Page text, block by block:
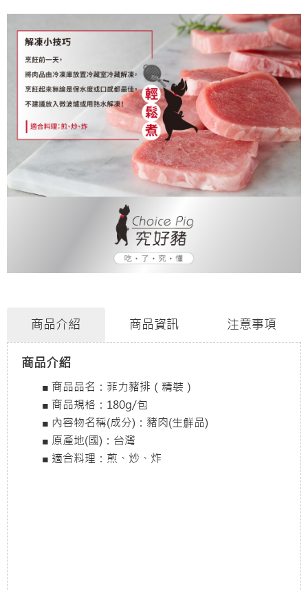
商品介紹 商品資訊 注意事項
商品介紹
■ 商品品名：菲力豬排（精裝）
■ 商品規格：180g/包
■ 內容物名稱(成分)：豬肉(生鮮品)
■ 原產地(國)：台灣
■ 適合料理：煎、炒、炸